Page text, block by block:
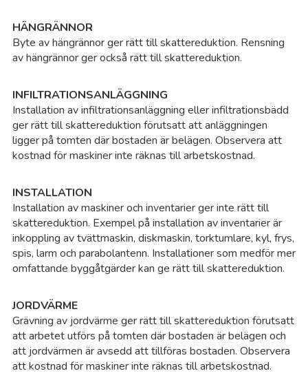
HÄNGRÄNNOR
Byte av hängrännor ger rätt till skattereduktion. Rensning
av hängrännor ger också rätt till skattereduktion.
INFILTRATIONSANLÄGGNING
Installation av infiltrationsanläggning eller infiltrationsbädd
ger rätt till skattereduktion förutsatt att anläggningen
ligger på tomten där bostaden är belägen. Observera att
kostnad för maskiner inte räknas till arbetskostnad.
INSTALLATION
Installation av maskiner och inventarier ger inte rätt till
skattereduktion. Exempel på installation av inventarier är
inkoppling av tvättmaskin, diskmaskin, torktumlare, kyl, frys,
spis, larm och parabolantenn. Installationer som medför mer
omfattande byggåtgärder kan ge rätt till skattereduktion.
JORDVÄRME
Grävning av jordvärme ger rätt till skattereduktion förutsatt
att arbetet utförs på tomten där bostaden är belägen och
att jordvärmen är avsedd att tillföras bostaden. Observera
att kostnad för maskiner inte räknas till arbetskostnad.